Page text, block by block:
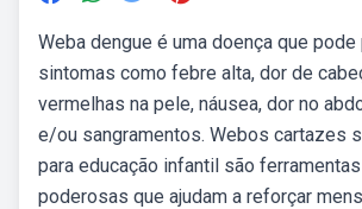
Weba dengue é uma doença que pode
sintomas como febre alta, dor de
vermelhas na pele, náusea, dor no
e/ou sangramentos. Webos cartazes
para educação infantil são
poderosas que ajudam a reforçar